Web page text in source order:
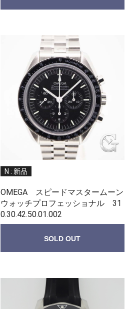
N : 新品
OMEGA スピードマスタームーン
ウォッチプロフェッショナル 31
0.30.42.50.01.002
SOLD OUT